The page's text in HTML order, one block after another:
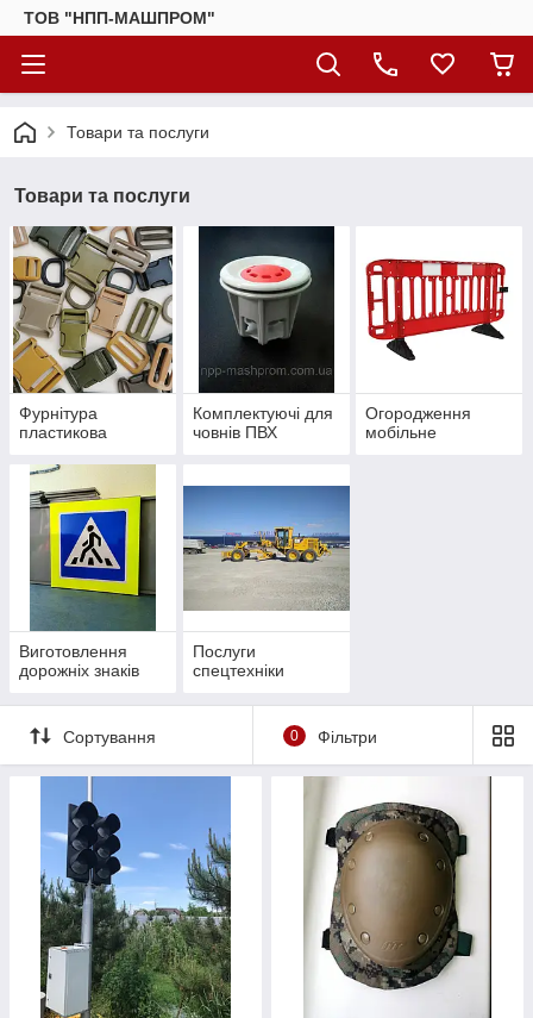
ТОВ "НПП-МАШПРОМ"
Товари та послуги
Товари та послуги
Фурнітура
пластикова
Комплектуючі для
човнів ПВХ
Огородження
мобільне
Виготовлення
дорожніх знаків
Послуги
спецтехніки
Сортування 0 Фільтри